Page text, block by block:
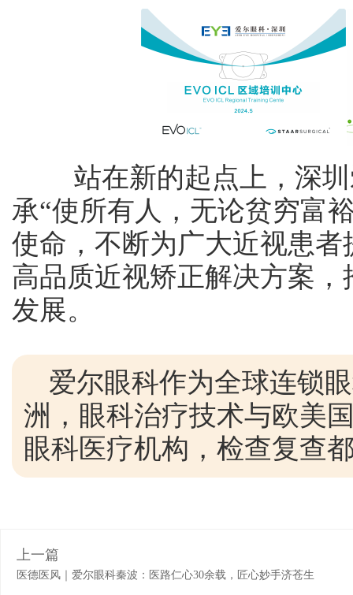
站在新的起点上，深圳
承“使所有人，无论贫穷富
使命，不断为广大近视患者
高品质近视矫正解决方案
发展。
爱尔眼科作为全球连锁
洲，眼科治疗技术与欧美
眼科医疗机构，检查复查
上一篇
医德医风｜爱尔眼科秦波：医路仁心30余载，匠心妙手济苍生